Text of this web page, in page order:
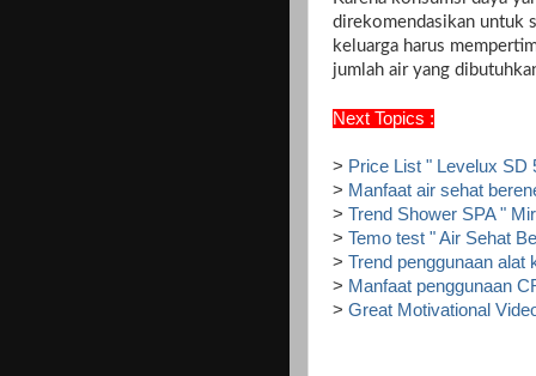
direkomendasikan untuk
keluarga harus
jumlah air yang
Next Topics :
> Price List " Levelux SD
> Manfaat air sehat
> Trend Shower SPA "
> Temo test " Air Sehat
> Trend penggunaan alat
> Manfaat penggunaan
> Great Motivational